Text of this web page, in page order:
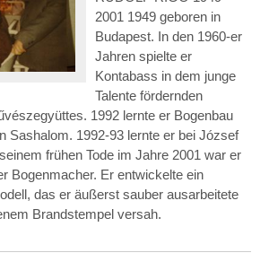
2001 1949 geboren in
Budapest. In den 1960-er
Jahren spielte er
Kontabass in dem junge
Talente fördernden
1992 lernte er Bogenbau
Sashalom. 1992-93 lernte er bei József
frühen Tode im Jahre 2001 war er
Bogenmacher. Er entwickelte ein
das er äußerst sauber ausarbeitete
Brandstempel versah.